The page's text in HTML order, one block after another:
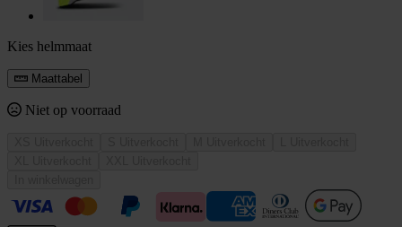
Kies helmmaat
Maattabel
Niet op voorraad